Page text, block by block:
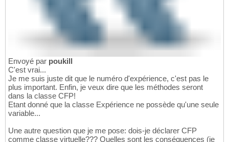
Envoyé par poukill
C'est vrai...
Je me suis juste dit que le numéro d'expérience, c'est pas le
plus important. Enfin, je veux dire que les méthodes seront
dans la classe CFP!
Etant donné que la classe Expérience ne possède qu'une seule
variable...
Une autre question que je me pose: dois-je déclarer CFP
comme classe virtuelle??? Quelles sont les conséquences (je